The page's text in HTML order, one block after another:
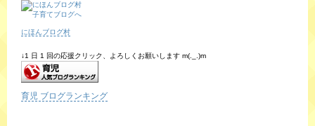
にほんブログ村
↓1 日 1 回の応援クリック、よろしくお願いします m(._.)m
育児 ブログランキング